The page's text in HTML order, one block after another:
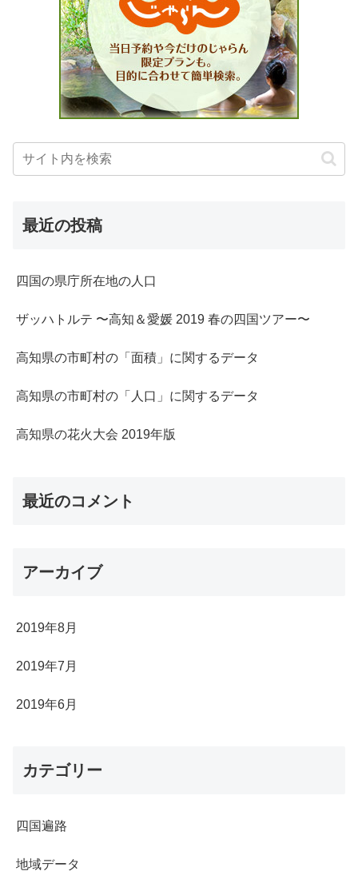
最近の投稿
四国の県庁所在地の人口
ザッハトルテ 〜高知＆愛媛 2019 春の四国ツアー〜
高知県の市町村の「面積」に関するデータ
高知県の市町村の「人口」に関するデータ
高知県の花火大会 2019年版
最近のコメント
アーカイブ
2019年8月
2019年7月
2019年6月
カテゴリー
四国遍路
地域データ